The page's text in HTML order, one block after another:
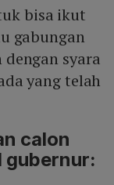
bisa ikut
gabungan
syara
yang telah
calon
gubernur: